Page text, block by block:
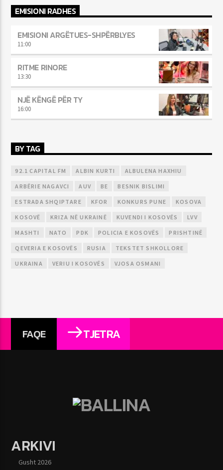
EMISIONI RADHES
EMISIONI ARGËTUES-SHPËRBLYES
11:00
RITME RINORE
13:30
NJË KËNGË PËR TY
16:00
BY TAG
92.1 CAPITAL FM ALBIN KURTI ALBULENA HAXHIU
ARBËRIE NAGAVCI AUV BE BESNIK BISLIMI
ESTRADA SHQIPTARE KFOR KONKURS PUNE KOSOVA
KOSOVË KRIZA NË UKRAINË KUVENDI I KOSOVËS LVV
MASHTI NATO PDK POLICIA E KOSOVËS PRISHTINË
QEVERIA E KOSOVËS RUSIA TEKSTET SHKOLLORE
UKRAINA VERIU I KOSOVËS VJOSA OSMANI
FAQE TJETRA
ARKIVI
Gusht 2026